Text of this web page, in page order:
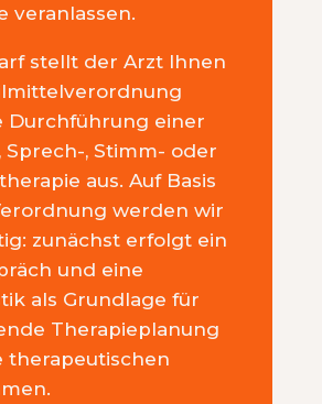
veranlassen.
stellt der Arzt Ihnen
Durchführung einer
Sprech-, Stimm- oder
aus. Auf Basis
werden wir
zunächst erfolgt ein
und eine
als Grundlage für
Therapieplanung
therapeutischen